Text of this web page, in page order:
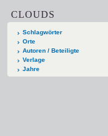
CLOUDS
Schlagwörter
Orte
Autoren / Beteiligte
Verlage
Jahre